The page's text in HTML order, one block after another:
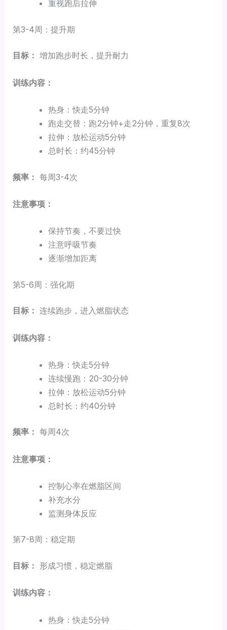
重视跑后拉伸
第3-4周：提升期
目标： 增加跑步时长，提升耐力
训练内容：
热身：快走5分钟
跑走交替：跑2分钟+走2分钟，重复8次
拉伸：放松运动5分钟
总时长：约45分钟
频率： 每周3-4次
注意事项：
保持节奏，不要过快
注意呼吸节奏
逐渐增加距离
第5-6周：强化期
目标： 连续跑步，进入燃脂状态
训练内容：
热身：快走5分钟
连续慢跑：20-30分钟
拉伸：放松运动5分钟
总时长：约40分钟
频率： 每周4次
注意事项：
控制心率在燃脂区间
补充水分
监测身体反应
第7-8周：稳定期
目标： 形成习惯，稳定燃脂
训练内容：
热身：快走5分钟